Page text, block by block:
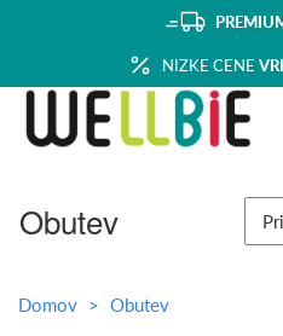
NIZKE CENE
Obutev
Domov Obutev